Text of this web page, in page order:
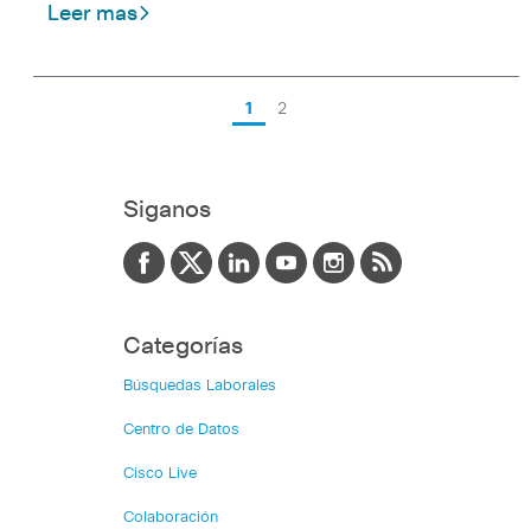
Leer mas
1 2
Siganos
Categorías
Búsquedas Laborales
Centro de Datos
Cisco Live
Colaboración